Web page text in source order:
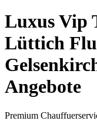
Luxus Vip
Lüttich
Angebote
Premium